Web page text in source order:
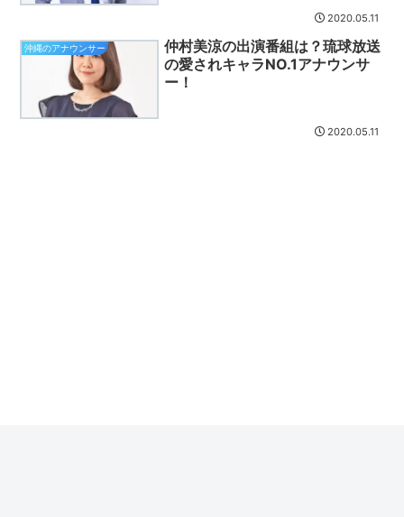
2020.05.11
沖縄のアナウンサー
仲村美涼の出演番組は？琉球放送
の愛されキャラNO.1アナウンサ
ー！
2020.05.11